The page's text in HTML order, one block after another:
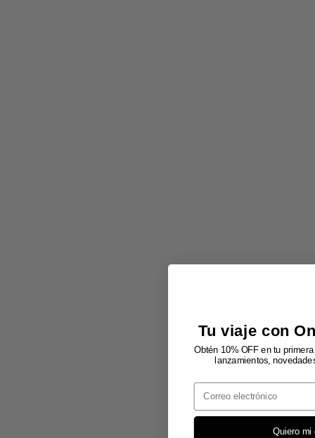
Tu viaje con
Obtén 10% OFF en tu
lanzamientos,
Email
Quiero mi